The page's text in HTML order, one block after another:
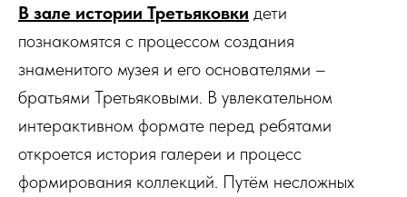
В зале истории Третьяковки дети
познакомятся с процессом создания
знаменитого музея и его основателями –
братьями Третьяковыми. В увлекательном
интерактивном формате перед ребятами
откроется история галереи и процесс
формирования коллекций. Путём несложных